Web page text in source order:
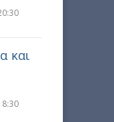
και